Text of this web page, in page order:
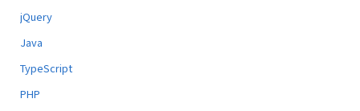
jQuery
Java
TypeScript
PHP